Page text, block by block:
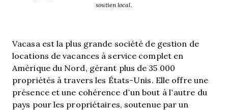
soutien local.
Vacasa est la plus grande société de gestion de
locations de vacances à service complet en
Amérique du Nord, gérant plus de 35 000
propriétés à travers les États-Unis. Elle offre une
présence et une cohérence d’un bout à l’autre du
pays pour les propriétaires, soutenue par un